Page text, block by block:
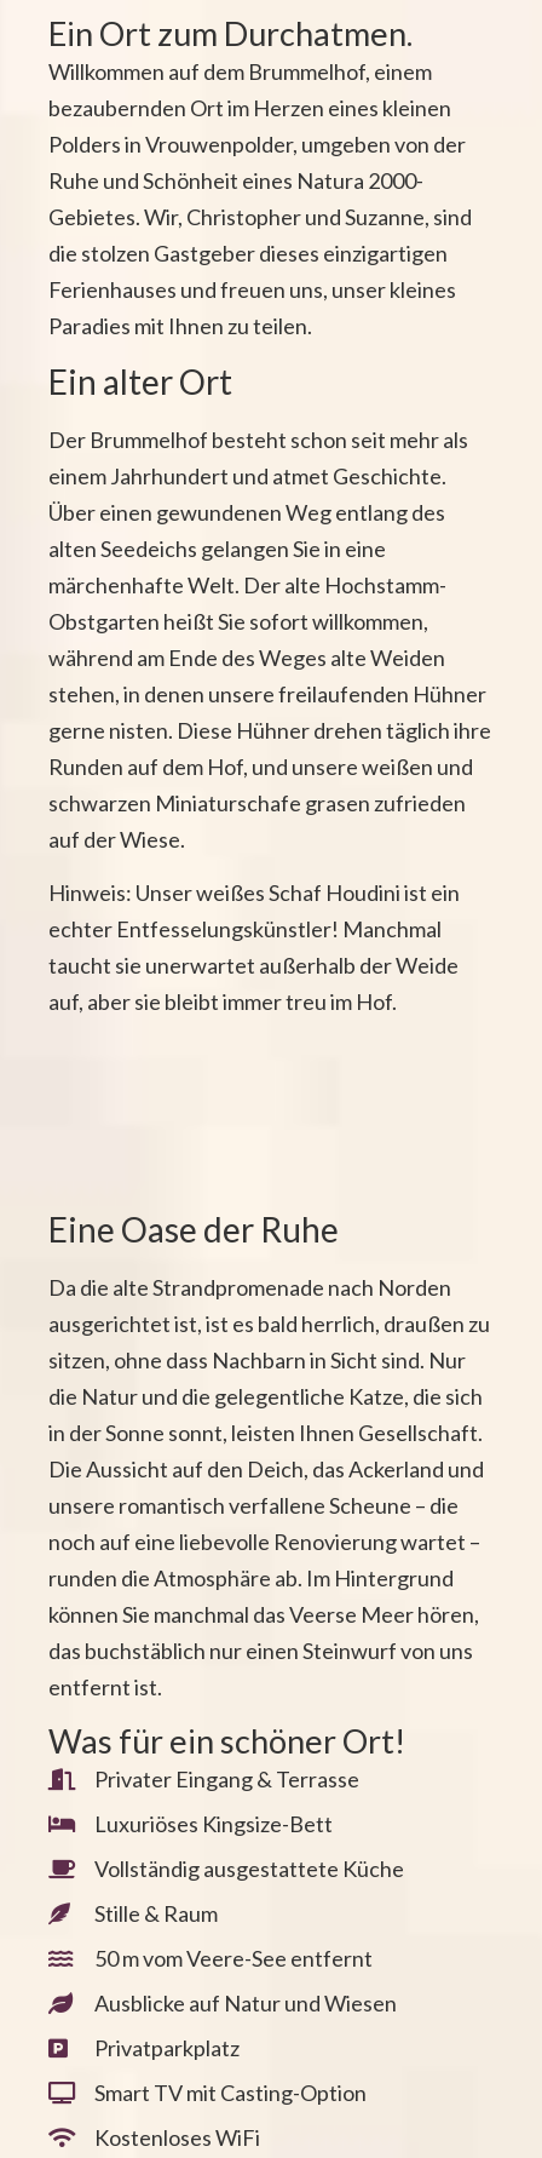
Ein Ort zum Durchatmen.
Willkommen auf dem Brummelhof, einem
bezaubernden Ort im Herzen eines kleinen
Polders in Vrouwenpolder, umgeben von der
Ruhe und Schönheit eines Natura 2000-
Gebietes. Wir, Christopher und Suzanne, sind
die stolzen Gastgeber dieses einzigartigen
Ferienhauses und freuen uns, unser kleines
Paradies mit Ihnen zu teilen.
Ein alter Ort
Der Brummelhof besteht schon seit mehr als
einem Jahrhundert und atmet Geschichte.
Über einen gewundenen Weg entlang des
alten Seedeichs gelangen Sie in eine
märchenhafte Welt. Der alte Hochstamm-
Obstgarten heißt Sie sofort willkommen,
während am Ende des Weges alte Weiden
stehen, in denen unsere freilaufenden Hühner
gerne nisten. Diese Hühner drehen täglich ihre
Runden auf dem Hof, und unsere weißen und
schwarzen Miniaturschafe grasen zufrieden
auf der Wiese.
Hinweis: Unser weißes Schaf Houdini ist ein
echter Entfesselungskünstler! Manchmal
taucht sie unerwartet außerhalb der Weide
auf, aber sie bleibt immer treu im Hof.
Eine Oase der Ruhe
Da die alte Strandpromenade nach Norden
ausgerichtet ist, ist es bald herrlich, draußen zu
sitzen, ohne dass Nachbarn in Sicht sind. Nur
die Natur und die gelegentliche Katze, die sich
in der Sonne sonnt, leisten Ihnen Gesellschaft.
Die Aussicht auf den Deich, das Ackerland und
unsere romantisch verfallene Scheune – die
noch auf eine liebevolle Renovierung wartet –
runden die Atmosphäre ab. Im Hintergrund
können Sie manchmal das Veerse Meer hören,
das buchstäblich nur einen Steinwurf von uns
entfernt ist.
Was für ein schöner Ort!
Privater Eingang & Terrasse
Luxuriöses Kingsize-Bett
Vollständig ausgestattete Küche
Stille & Raum
50 m vom Veere-See entfernt
Ausblicke auf Natur und Wiesen
Privatparkplatz
Smart TV mit Casting-Option
Kostenloses WiFi